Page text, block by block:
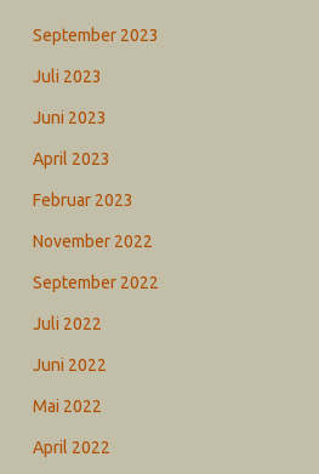
September 2023
Juli 2023
Juni 2023
April 2023
Februar 2023
November 2022
September 2022
Juli 2022
Juni 2022
Mai 2022
April 2022